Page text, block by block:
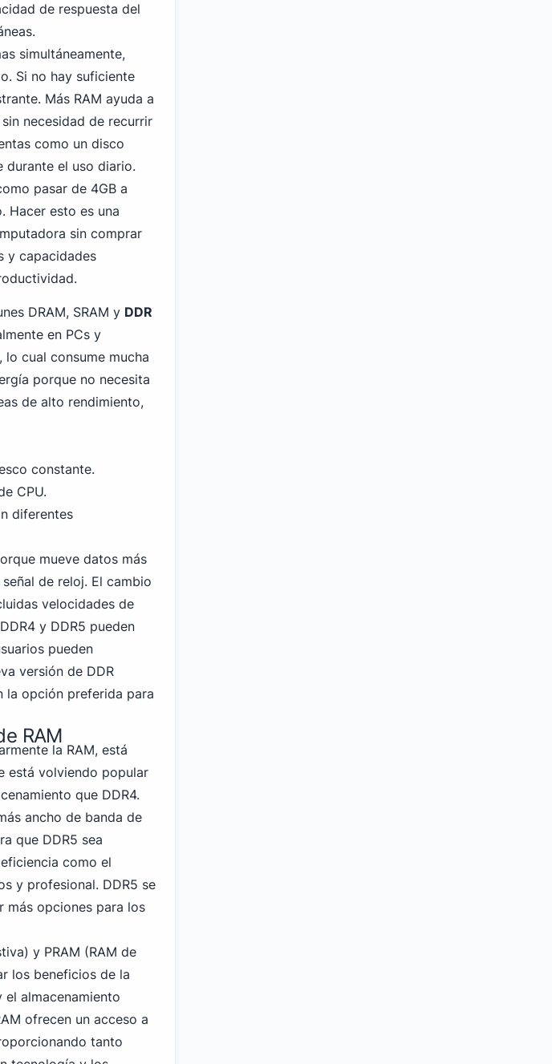
de respuesta del
simultáneamente,
Si no hay suficiente
Más RAM ayuda a
necesidad de recurrir
como un disco
durante el uso diario.
pasar de 4GB a
Hacer esto es una
sin comprar
y capacidades
DRAM, SRAM y DDR
en PCs y
cual consume mucha
porque no necesita
de alto rendimiento,
constante.
CPU.
diferentes
mueve datos más
de reloj. El cambio
velocidades de
y DDR5 pueden
pueden
versión de DDR
la opción preferida para
RAM
la RAM, está
está volviendo popular
que DDR4.
ancho de banda de
que DDR5 sea
como el
y profesional. DDR5 se
más opciones para los
y PRAM (RAM de
los beneficios de la
almacenamiento
ofrecen un acceso a
tanto